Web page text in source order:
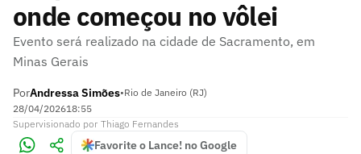
onde começou no vôlei
Evento será realizado na cidade de Sacramento, em
Minas Gerais
PorAndressa Simões•Rio de Janeiro (RJ)
28/04/202618:55
Supervisionado por Thiago Fernandes
Favorite o Lance! no Google